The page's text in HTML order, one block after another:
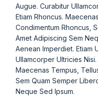
Augue. Curabitur
Etiam Rhoncus.
Condimentum Rhoncus,
Amet Adipiscing Sem
Aenean Imperdiet. Etiam
Ullamcorper Ultricies Nisi.
Maecenas Tempus,
Sem Quam Semper
Neque Sed Ipsum.